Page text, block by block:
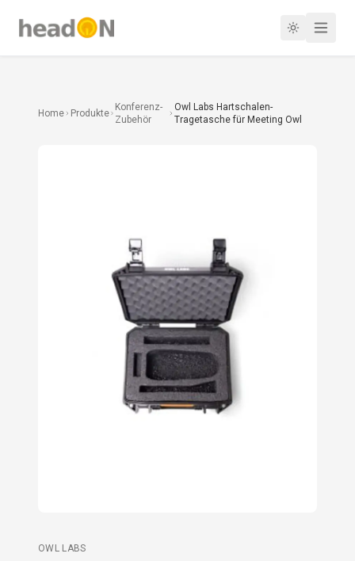
Home Produkte
Konferenz-
Zubehör
Owl Labs Hartschalen-
Tragetasche für Meeting Owl
OWL LABS